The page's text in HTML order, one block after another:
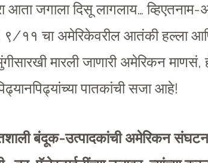
जगाला दिसू लागलाय… व्हिएतनाम-
९/११ चा अमेरिकेवरील आतंकी हल्ला
मारली जाणारी अमेरिकन माणसं,
पातकांची सजा आहे!
बंदूक-उत्पादकांची अमेरिकन